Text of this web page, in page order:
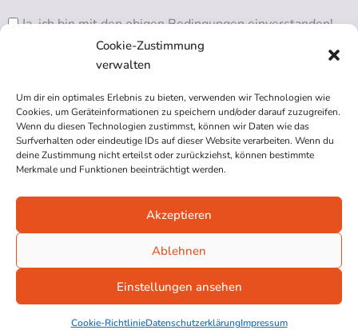
Cookie-Zustimmung
verwalten
Um dir ein optimales Erlebnis zu bieten, verwenden wir Technologien wie
Cookies, um Geräteinformationen zu speichern und/oder darauf zuzugreifen.
Wenn du diesen Technologien zustimmst, können wir Daten wie das
Surfverhalten oder eindeutige IDs auf dieser Website verarbeiten. Wenn du
deine Zustimmung nicht erteilst oder zurückziehst, können bestimmte
Merkmale und Funktionen beeinträchtigt werden.
Akzeptieren
Ablehnen
Einstellungen ansehen
Cookie-RichtlinieDatenschutzerklärungImpressum
Ja, ich bin mit den obigen Bedingungen einverstanden!
RSS ABONNIEREN
Cookie-Richtlinie (EU)
© 2026 Blindgaengerin.com